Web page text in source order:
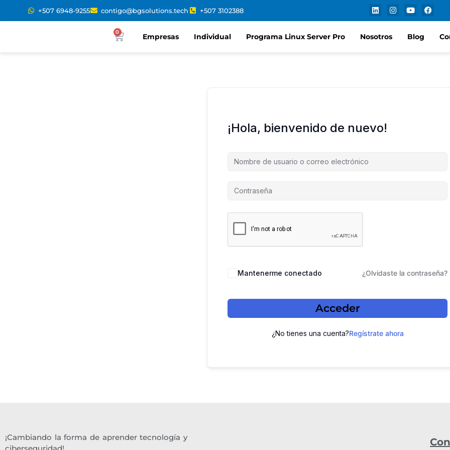
+507 6948-9255 contigo@bgsolutions.tech +507 3102388
0
Empresas Individual Programa Linux Server Pro Nosotros Blog
¡Hola, bienvenido de nuevo!
Mantenerme conectado ¿Olvidaste la contraseña?
Acceder
¿No tienes una cuenta?Regístrate ahora
¡Cambiando la forma de aprender tecnología y